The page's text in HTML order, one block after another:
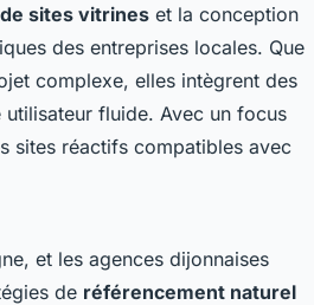
sites vitrines et la conception
des entreprises locales. Que
complexe, elles intègrent des
fluide. Avec un focus
sites réactifs compatibles avec
et les agences dijonnaises
de référencement naturel